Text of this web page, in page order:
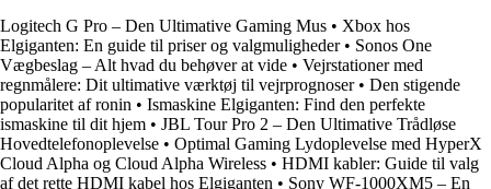
Logitech G Pro – Den Ultimative Gaming Mus • Xbox hos
Elgiganten: En guide til priser og valgmuligheder• Sonos One
Vægbeslag – Alt hvad du behøver at vide • Vejrstationer med
regnmålere: Dit ultimative værktøj til vejrprognoser• Den stigende
popularitet af ronin • Ismaskine Elgiganten: Find den perfekte
ismaskine til dit hjem • JBL Tour Pro 2 – Den Ultimative Trådløse
Hovedtelefonoplevelse • Optimal Gaming Lydoplevelse med HyperX
Cloud Alpha og Cloud Alpha Wireless • HDMI kabler: Guide til valg
af det rette HDMI kabel hos Elgiganten • Sony WF-1000XM5 – En